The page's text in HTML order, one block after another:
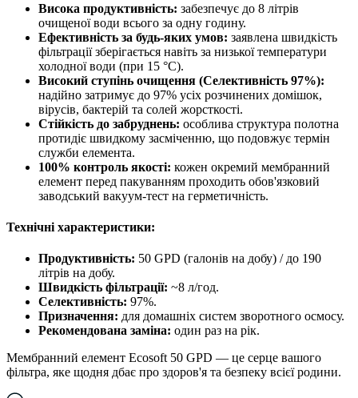
Висока продуктивність: забезпечує до 8 літрів
очищеної води всього за одну годину.
Ефективність за будь-яких умов: заявлена швидкість
фільтрації зберігається навіть за низької температури
холодної води (при 15 °С).
Високий ступінь очищення (Селективність 97%):
надійно затримує до 97% усіх розчинених домішок,
вірусів, бактерій та солей жорсткості.
Стійкість до забруднень: особлива структура полотна
протидіє швидкому засміченню, що подовжує термін
служби елемента.
100% контроль якості: кожен окремий мембранний
елемент перед пакуванням проходить обов'язковий
заводський вакуум-тест на герметичність.
Технічні характеристики:
Продуктивність: 50 GPD (галонів на добу) / до 190
літрів на добу.
Швидкість фільтрації: ~8 л/год.
Селективність: 97%.
Призначення: для домашніх систем зворотного осмосу.
Рекомендована заміна: один раз на рік.
Мембранний елемент Ecosoft 50 GPD — це серце вашого
фільтра, яке щодня дбає про здоров'я та безпеку всієї родини.